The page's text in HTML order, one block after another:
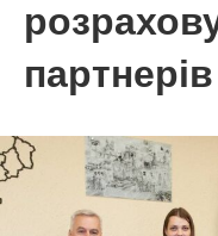
партнерів